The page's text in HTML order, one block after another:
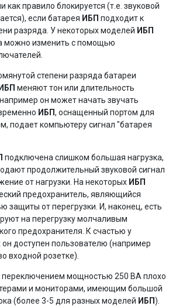
как правило блокируется (т.е. звуковой
если батарея ИБП подходит к
разряда. У некоторых моделей ИБП
можно изменить с помощью
степени разряда батареи
ИБП меняют тон или длительность
он может начать звучать
ИБП, оснащенный портом для
подает компьютеру сигнал "батарея
подключена слишком большая нагрузка,
продолжительный звуковой сигнал
от нагрузки. На некоторых ИБП
предохранитель, являющийся
защиты от перегрузки. И, наконец, есть
на перегрузку молчаливым
предохранителя. К счастью у
доступен пользователю (например
входной розетке).
переключением мощностью 250 ВА плохо
и мониторами, имеющим большой
(более 3-5 для разных моделей ИБП).